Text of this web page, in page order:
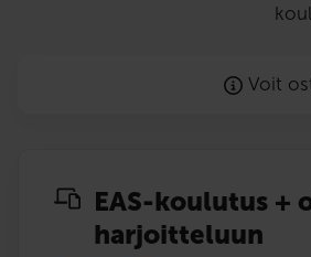
Voit
EAS-koulutus +
harjoitteluun